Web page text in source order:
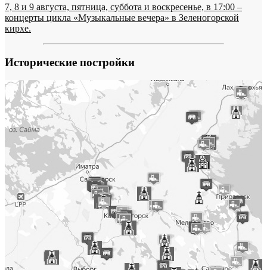
7, 8 и 9 августа, пятница, суббота и воскресенье, в 17:00 –
концерты цикла «Музыкальные вечера» в Зеленогорской
кирхе.
Исторические постройки